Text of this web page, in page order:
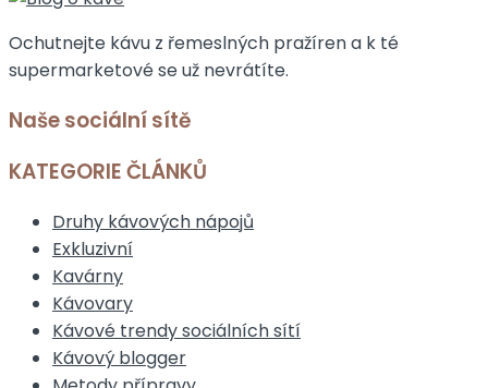
Ochutnejte kávu z řemeslných pražíren a k té
supermarketové se už nevrátíte.
Naše sociální sítě
KATEGORIE ČLÁNKŮ
Druhy kávových nápojů
Exkluzivní
Kavárny
Kávovary
Kávové trendy sociálních sítí
Kávový blogger